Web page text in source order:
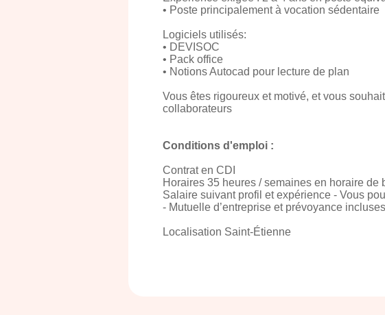
• Poste principalement à vocation sédentaire
Logiciels utilisés:
• DEVISOC
• Pack office
• Notions Autocad pour lecture de plan
Vous êtes rigoureux et motivé, et vous
collaborateurs
Conditions d'emploi :
Contrat en CDI
Horaires 35 heures / semaines en horaire de
Salaire suivant profil et expérience - Vous
- Mutuelle d’entreprise et prévoyance incluses
Localisation Saint-Étienne